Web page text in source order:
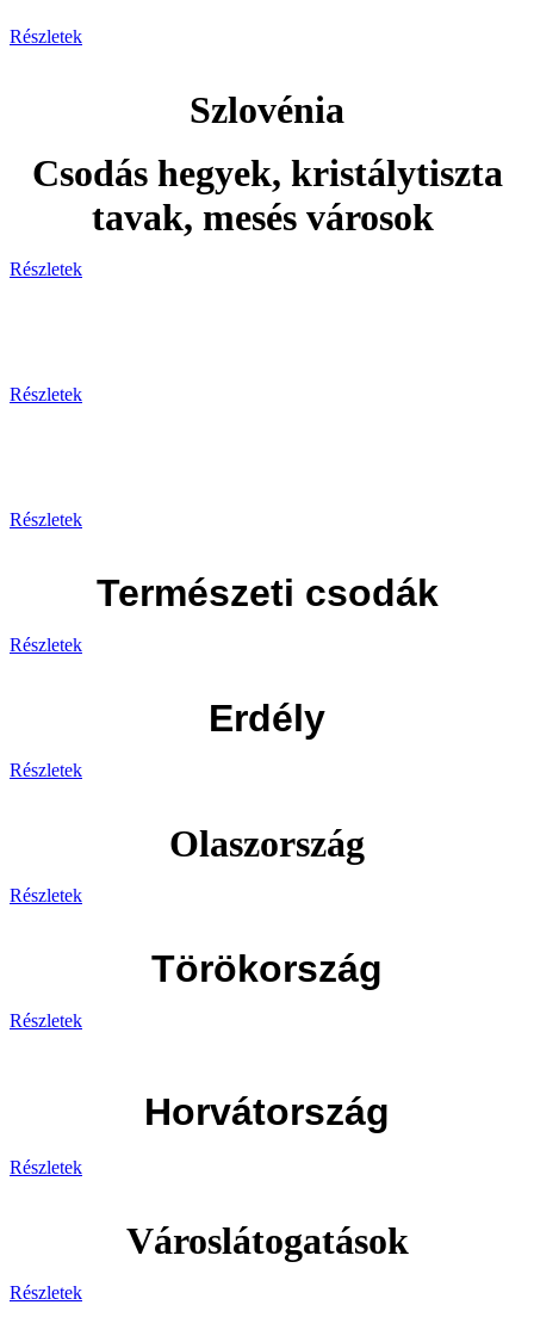
Részletek
Szlovénia
Csodás hegyek, kristálytiszta
tavak, mesés városok
Részletek
Részletek
Részletek
Természeti csodák
Részletek
Erdély
Részletek
Olaszország
Részletek
Törökország
Részletek
Horvátország
Részletek
Városlátogatások
Részletek